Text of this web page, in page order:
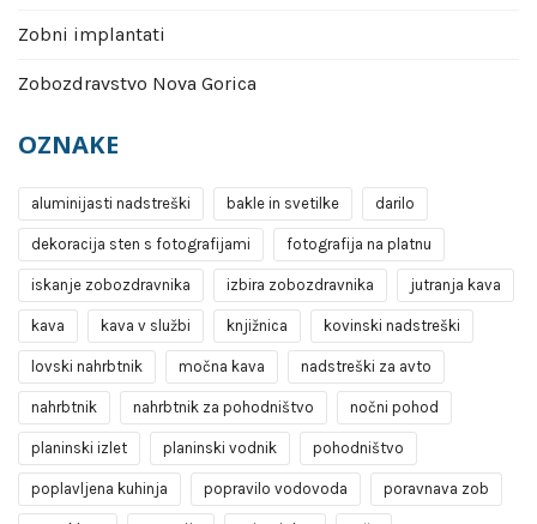
Zobni implantati
Zobozdravstvo Nova Gorica
OZNAKE
aluminijasti nadstreški bakle in svetilke darilo
dekoracija sten s fotografijami fotografija na platnu
iskanje zobozdravnika izbira zobozdravnika jutranja kava
kava kava v službi knjižnica kovinski nadstreški
lovski nahrbtnik močna kava nadstreški za avto
nahrbtnik nahrbtnik za pohodništvo nočni pohod
planinski izlet planinski vodnik pohodništvo
poplavljena kuhinja popravilo vodovoda poravnava zob